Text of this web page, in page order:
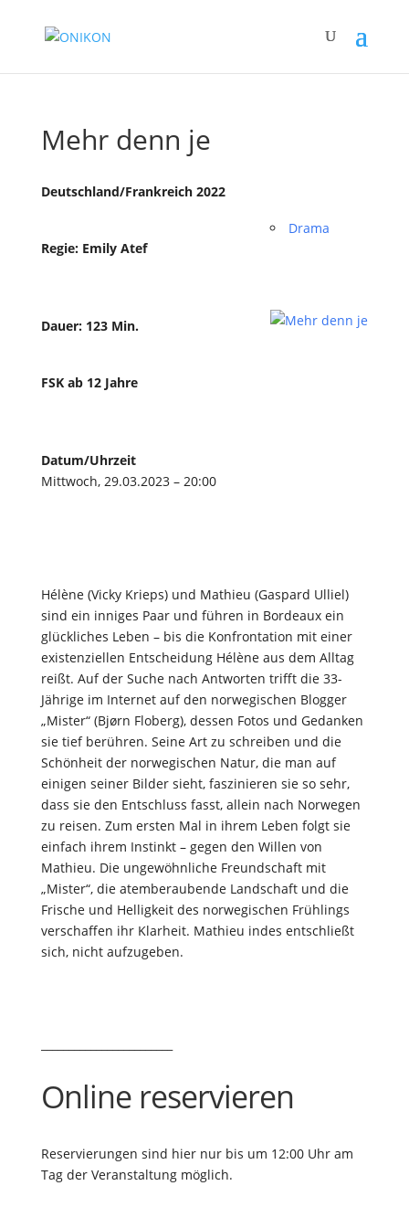
Mehr denn je
Drama
Deutschland/Frankreich 2022
Regie: Emily Atef
Dauer: 123 Min.
FSK ab 12 Jahre
Datum/Uhrzeit
Mittwoch, 29.03.2023 – 20:00
Hélène (Vicky Krieps) und Mathieu (Gaspard Ulliel)
sind ein inniges Paar und führen in Bordeaux ein
glückliches Leben – bis die Konfrontation mit einer
existenziellen Entscheidung Hélène aus dem Alltag
reißt. Auf der Suche nach Antworten trifft die 33-
Jährige im Internet auf den norwegischen Blogger
„Mister“ (Bjørn Floberg), dessen Fotos und Gedanken
sie tief berühren. Seine Art zu schreiben und die
Schönheit der norwegischen Natur, die man auf
einigen seiner Bilder sieht, faszinieren sie so sehr,
dass sie den Entschluss fasst, allein nach Norwegen
zu reisen. Zum ersten Mal in ihrem Leben folgt sie
einfach ihrem Instinkt – gegen den Willen von
Mathieu. Die ungewöhnliche Freundschaft mit
„Mister“, die atemberaubende Landschaft und die
Frische und Helligkeit des norwegischen Frühlings
verschaffen ihr Klarheit. Mathieu indes entschließt
sich, nicht aufzugeben.
Online reservieren
Reservierungen sind hier nur bis um 12:00 Uhr am
Tag der Veranstaltung möglich.